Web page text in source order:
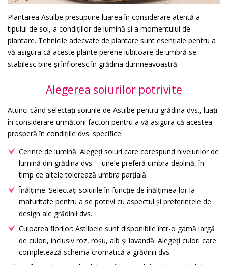
Plantarea Astilbe presupune luarea în considerare atentă a
tipului de sol, a condițiilor de lumină și a momentului de
plantare. Tehnicile adecvate de plantare sunt esențiale pentru a
vă asigura că aceste plante perene iubitoare de umbră se
stabilesc bine și înfloresc în grădina dumneavoastră.
Alegerea soiurilor potrivite
Atunci când selectați soiurile de Astilbe pentru grădina dvs., luați
în considerare următorii factori pentru a vă asigura că acestea
prosperă în condițiile dvs. specifice:
Cerințe de lumină: Alegeți soiuri care corespund nivelurilor de
lumină din grădina dvs. – unele preferă umbra deplină, în
timp ce altele tolerează umbra parțială.
Înălțime: Selectați soiurile în funcție de înălțimea lor la
maturitate pentru a se potrivi cu aspectul și preferințele de
design ale grădinii dvs.
Culoarea florilor: Astilbele sunt disponibile într-o gamă largă
de culori, inclusiv roz, roșu, alb și lavandă. Alegeți culori care
completează schema cromatică a grădinii dvs.